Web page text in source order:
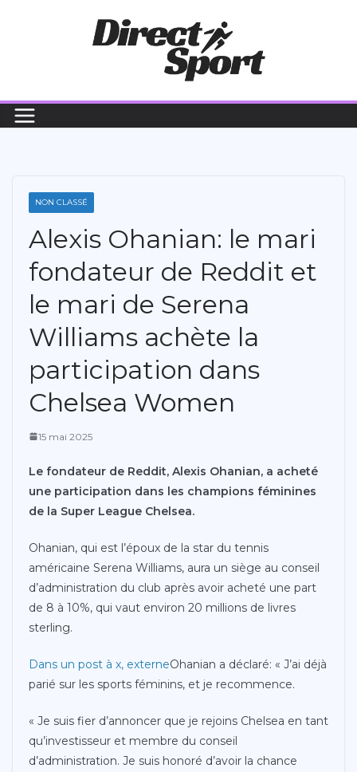
NON CLASSÉ
Alexis Ohanian: le mari
fondateur de Reddit et
le mari de Serena
Williams achète la
participation dans
Chelsea Women
15 mai 2025
Le fondateur de Reddit, Alexis Ohanian, a acheté
une participation dans les champions féminines
de la Super League Chelsea.
Ohanian, qui est l’époux de la star du tennis
américaine Serena Williams, aura un siège au conseil
d’administration du club après avoir acheté une part
de 8 à 10%, qui vaut environ 20 millions de livres
sterling.
Dans un post à x, externeOhanian a déclaré: « J’ai déjà
parié sur les sports féminins, et je recommence.
« Je suis fier d’annoncer que je rejoins Chelsea en tant
qu’investisseur et membre du conseil
d’administration. Je suis honoré d’avoir la chance